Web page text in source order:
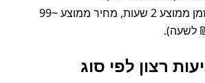
מעבורת: זמן ממוצע 2 שעות, מחיר ממוצע ~99
רצון לפי סוג